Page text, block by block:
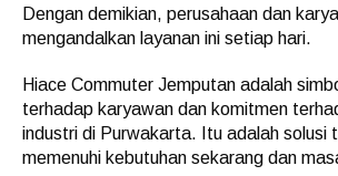
Dengan demikian, perusahaan dan
mengandalkan layanan ini setiap hari.
Hiace Commuter Jemputan adalah
terhadap karyawan dan komitmen
industri di Purwakarta. Itu adalah solusi
memenuhi kebutuhan sekarang dan